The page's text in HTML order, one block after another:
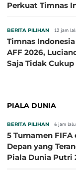
Perkuat Timnas
BERITA PILIHAN 12 jam
Timnas
AFF 2026,
Saja Tidak Cukup
PIALA DUNIA
BERITA PILIHAN 6 jam lalu
5 Turnamen
Depan yang
Piala Dunia Putri